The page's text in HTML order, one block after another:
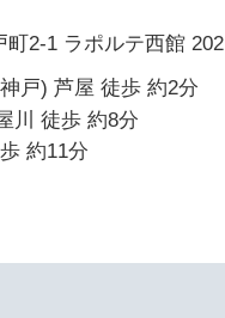
町2-1 ラポルテ西館 202
戸) 芦屋 徒歩 約2分
川 徒歩 約8分
約11分